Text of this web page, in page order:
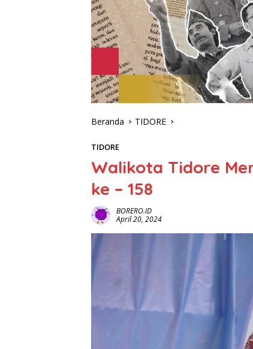
Beranda TIDORE
TIDORE
Walikota Tidore
ke – 158
BORERO.ID
April 20, 2024